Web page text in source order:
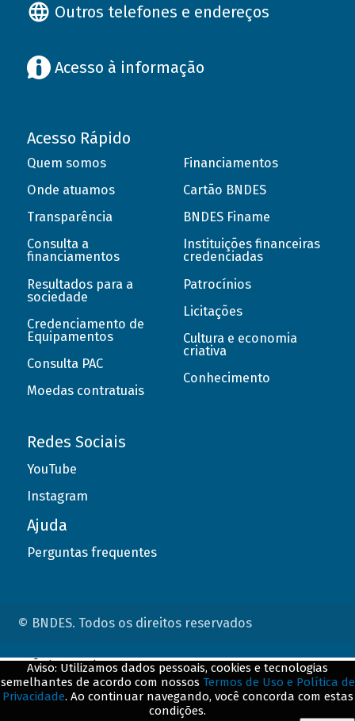
Outros telefones e endereços
Acesso à informação
Acesso Rápido
Quem somos
Onde atuamos
Transparência
Consulta a
financiamentos
Resultados para a
sociedade
Credenciamento de
Equipamentos
Consulta PAC
Moedas contratuais
Financiamentos
Cartão BNDES
BNDES Finame
Instituições financeiras
credenciadas
Patrocínios
Licitações
Cultura e economia
criativa
Conhecimento
Redes Sociais
YouTube
Instagram
Ajuda
Perguntas frequentes
© BNDES. Todos os direitos reservados
Aviso: Utilizamos dados pessoais, cookies e tecnologias
semelhantes de acordo com nossos Termos de Uso e Política de
Privacidade. Ao continuar navegando, você concorda com estas
condições.
ConteÃºdo complementar
${title}${badge}